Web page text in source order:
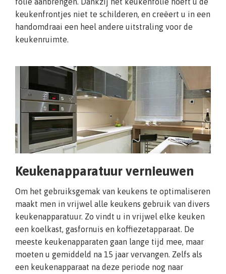
keukenfrontjes niet te schilderen, en creëert u in een
handomdraai een heel andere uitstraling voor de
keukenruimte.
Keukenapparatuur vernieuwen
Om het gebruiksgemak van keukens te optimaliseren
maakt men in vrijwel alle keukens gebruik van divers
keukenapparatuur. Zo vindt u in vrijwel elke keuken
een koelkast, gasfornuis en koffiezetapparaat. De
meeste keukenapparaten gaan lange tijd mee, maar
moeten u gemiddeld na 15 jaar vervangen. Zelfs als
een keukenapparaat na deze periode nog naar